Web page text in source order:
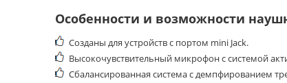
Особенности и возможности
Созданы для устройств с портом mini Jack.
Высокочувствительный микрофон с системой
Сбалансированная система с демпфированием